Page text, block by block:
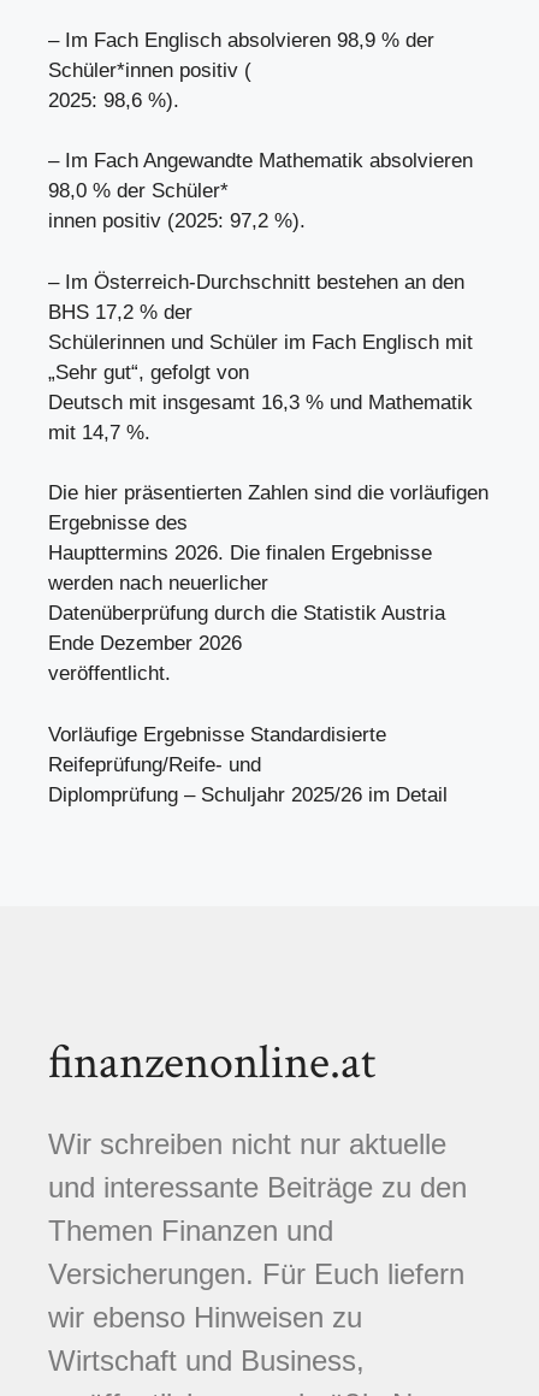
– Im Fach Englisch absolvieren 98,9 % der
Schüler*innen positiv (
2025: 98,6 %).
– Im Fach Angewandte Mathematik absolvieren
98,0 % der Schüler*
innen positiv (2025: 97,2 %).
– Im Österreich-Durchschnitt bestehen an den
BHS 17,2 % der
Schülerinnen und Schüler im Fach Englisch mit
„Sehr gut“, gefolgt von
Deutsch mit insgesamt 16,3 % und Mathematik
mit 14,7 %.
Die hier präsentierten Zahlen sind die vorläufigen
Ergebnisse des
Haupttermins 2026. Die finalen Ergebnisse
werden nach neuerlicher
Datenüberprüfung durch die Statistik Austria
Ende Dezember 2026
veröffentlicht.
Vorläufige Ergebnisse Standardisierte
Reifeprüfung/Reife- und
Diplomprüfung – Schuljahr 2025/26 im Detail
finanzenonline.at
Wir schreiben nicht nur aktuelle
und interessante Beiträge zu den
Themen Finanzen und
Versicherungen. Für Euch liefern
wir ebenso Hinweisen zu
Wirtschaft und Business,